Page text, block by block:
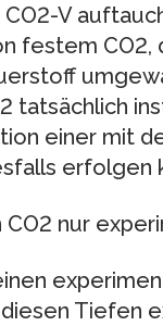
V
festem
tatsächlich
einer mit
erfolgen
nur
Tiefen